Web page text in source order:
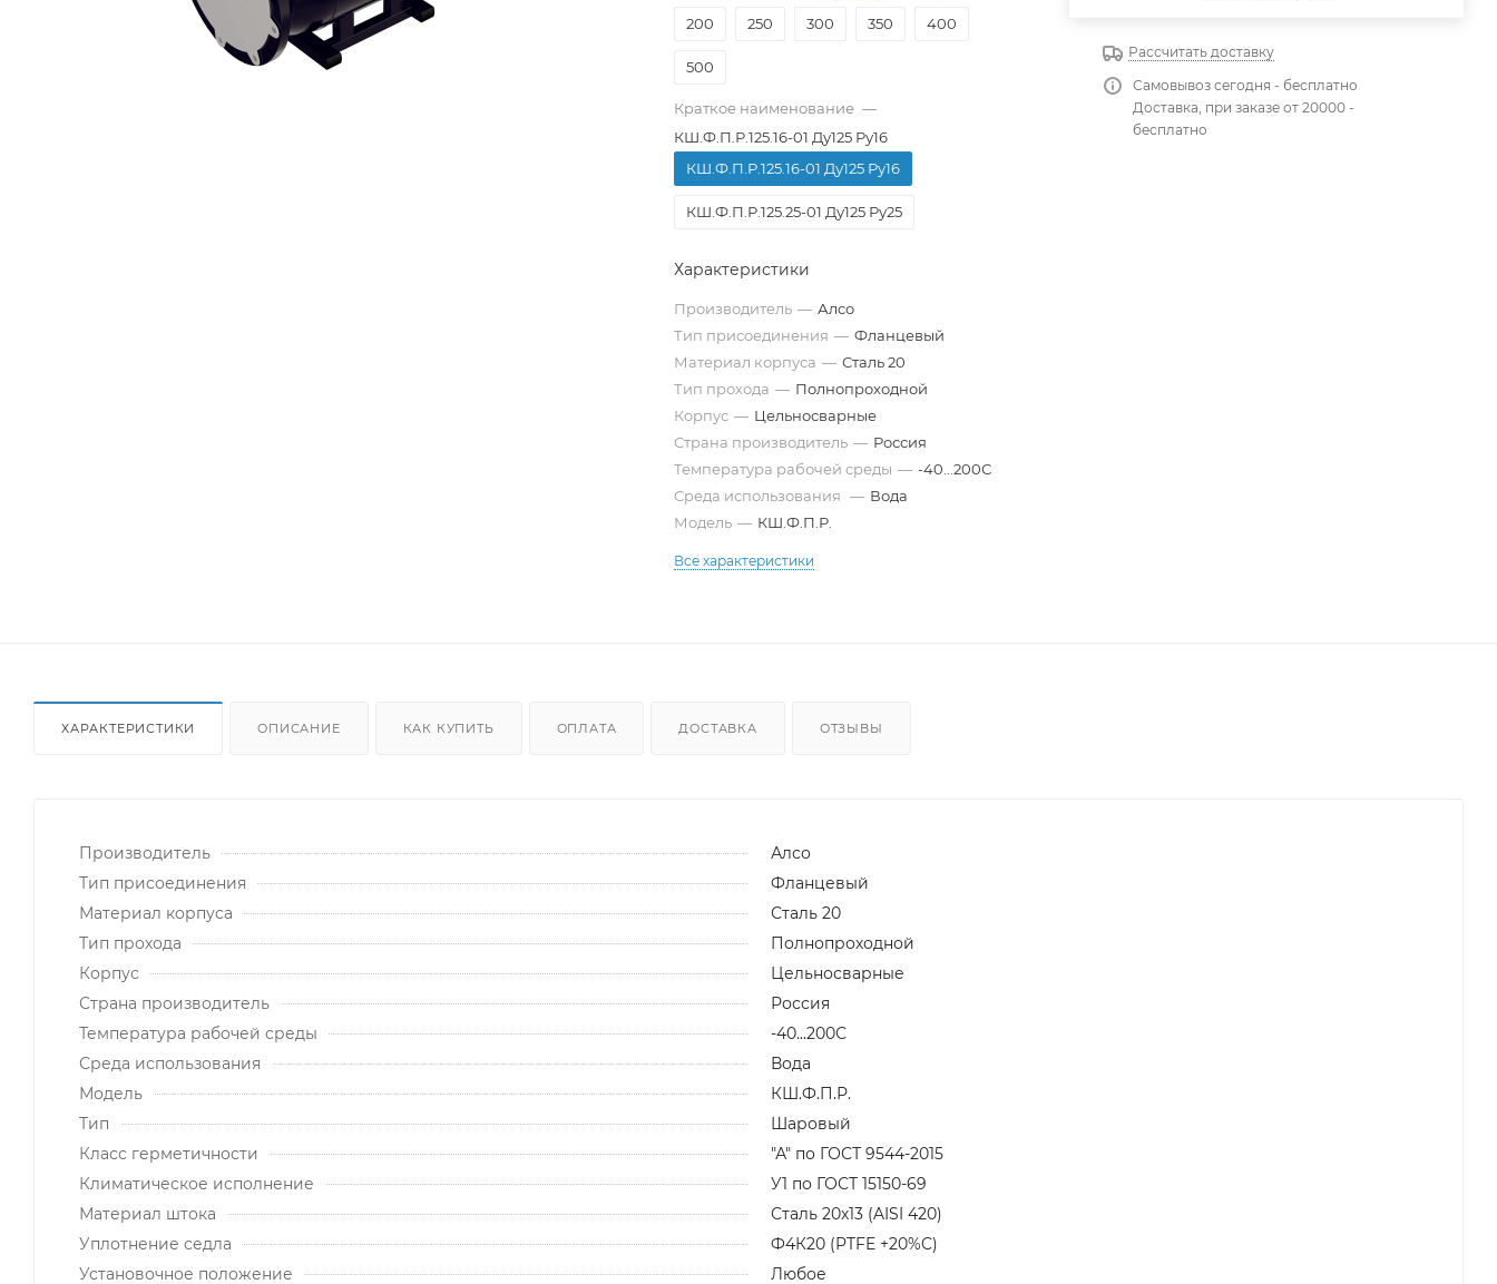
200 250 300 350 400
500
Краткое наименование —
КШ.Ф.П.Р.125.16-01 Ду125 Ру16
КШ.Ф.П.Р.125.16-01 Ду125 Ру16
КШ.Ф.П.Р.125.25-01 Ду125 Ру25
Характеристики
Производитель — Алсо
Тип присоединения — Фланцевый
Материал корпуса — Сталь 20
Тип прохода — Полнопроходной
Корпус — Цельносварные
Страна производитель — Россия
Температура рабочей среды — -40...200С
Среда использования — Вода
Модель — КШ.Ф.П.Р.
Все характеристики
Рассчитать доставку
Самовывоз сегодня - бесплатно
Доставка, при заказе от 20000 -
бесплатно
ХАРАКТЕРИСТИКИ ОПИСАНИЕ КАК КУПИТЬ ОПЛАТА ДОСТАВКА ОТЗЫВЫ
Производитель
Алсо
Тип присоединения
Фланцевый
Материал корпуса
Сталь 20
Тип прохода
Полнопроходной
Корпус
Цельносварные
Страна производитель
Россия
Температура рабочей среды
-40...200С
Среда использования
Вода
Модель
КШ.Ф.П.Р.
Тип
Шаровый
Класс герметичности
"А" по ГОСТ 9544-2015
Климатическое исполнение
У1 по ГОСТ 15150-69
Материал штока
Сталь 20х13 (AISI 420)
Уплотнение седла
Ф4К20 (PTFE +20%C)
Установочное положение
Любое